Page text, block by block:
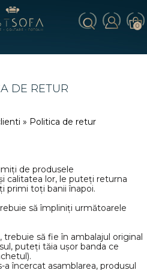
0
DE RETUR
» Politica de retur
de produsele
calitatea lor, le puteți returna
primi toți banii înapoi.
să împliniți următoarele
trebuie să fie în ambalajul original
puteți tăia ușor banda ce
a încercat asamblarea, produsul